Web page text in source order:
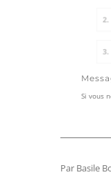
Si vous
Par Basile